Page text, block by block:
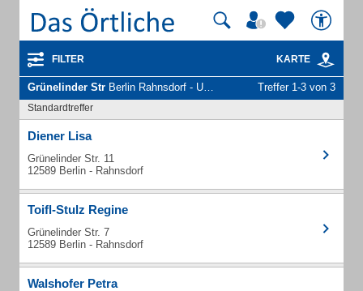
FILTER KARTE
Grünelinder Str Berlin Rahnsdorf - Unternehmen und Personen Treffer 1-3 von 3
Standardtreffer
Diener Lisa
Grünelinder Str. 11
12589 Berlin - Rahnsdorf
Toifl-Stulz Regine
Grünelinder Str. 7
12589 Berlin - Rahnsdorf
Walshofer Petra